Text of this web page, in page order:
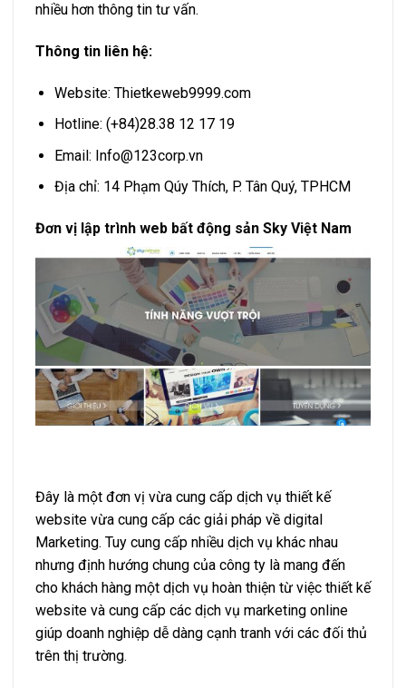
nhiều hơn thông tin tư vấn.
Thông tin liên hệ:
Website: Thietkeweb9999.com
Hotline: (+84)28.38 12 17 19
Email: Info@123corp.vn
Địa chỉ: 14 Phạm Qúy Thích, P. Tân Quý, TPHCM
Đơn vị lập trình web bất động sản Sky Việt Nam
Đây là một đơn vị vừa cung cấp dịch vụ thiết kế
website vừa cung cấp các giải pháp về digital
Marketing. Tuy cung cấp nhiều dịch vụ khác nhau
nhưng định hướng chung của công ty là mang đến
cho khách hàng một dịch vụ hoàn thiện từ việc thiết kế
website và cung cấp các dịch vụ marketing online
giúp doanh nghiệp dễ dàng cạnh tranh với các đối thủ
trên thị trường.